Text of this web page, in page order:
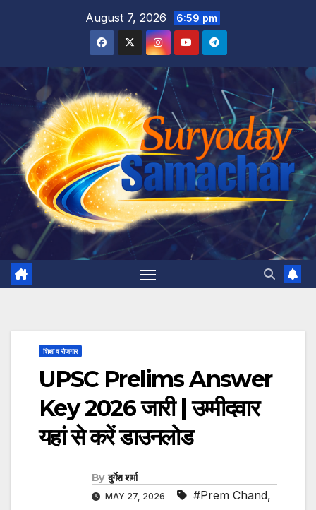
August 7, 2026 6:59 pm
शिक्षा व रोजगार
UPSC Prelims Answer
Key 2026 जारी | उम्मीदवार
यहां से करें डाउनलोड
By दुर्गेश शर्मा
MAY 27, 2026 #Prem Chand,